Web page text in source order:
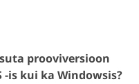
prooviversioon
is kui ka Windowsis?